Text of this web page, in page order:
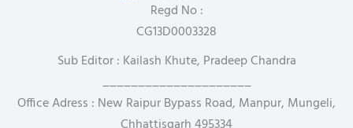
Regd No :
CG13D0003328
Sub Editor : Kailash Khute, Pradeep Chandra
_____________________
Office Adress : New Raipur Bypass Road, Manpur, Mungeli,